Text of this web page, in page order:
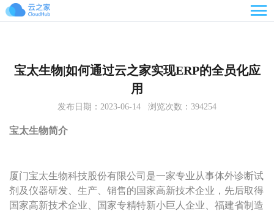

宝太生物|如何通过云之家实现ERP的全员化应
用
发布日期：2023-06-14 浏览次数：394254
宝太生物简介
厦门宝太生物科技股份有限公司是一家专业从事体外诊断试
剂及仪器研发、生产、销售的国家高新技术企业，先后取得
国家高新技术企业、国家专精特新小巨人企业、福建省制造